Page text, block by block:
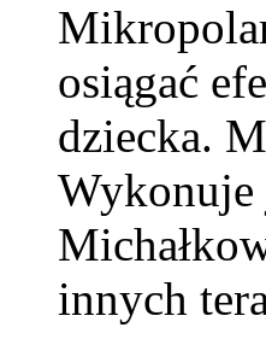
osiągać
dziecka.
Wykonuje
innych